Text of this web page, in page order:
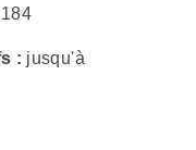
184
: jusqu'à